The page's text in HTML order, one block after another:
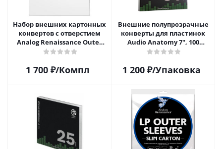
Набор внешних картонных
конвертов с отверстием
Analog Renaissance Оuter
Carton Jacket, 10шт, AR-
1 700 ₽/Компл
Внешние полупрозрачные
конверты для пластинок
Audio Anatomy 7", 100
микрон, полиэтилен (50 шт)
1 200₽/Упаковка